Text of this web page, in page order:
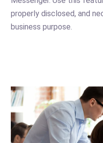
properly disclosed, and
business purpose.